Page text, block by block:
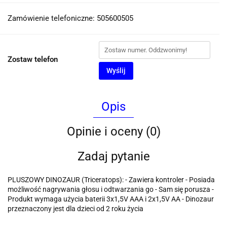
Zamówienie telefoniczne: 505600505
Zostaw telefon
Wyślij
Opis
Opinie i oceny (0)
Zadaj pytanie
PLUSZOWY DINOZAUR (Triceratops): - Zawiera kontroler - Posiada
możliwość nagrywania głosu i odtwarzania go - Sam się porusza -
Produkt wymaga użycia baterii 3x1,5V AAA i 2x1,5V AA - Dinozaur
przeznaczony jest dla dzieci od 2 roku życia